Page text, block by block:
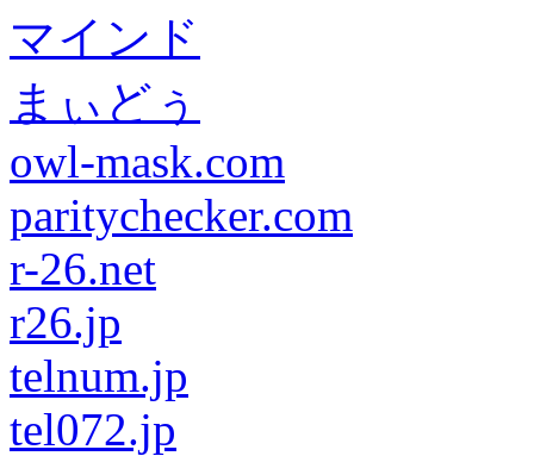
マインド
まぃどぅ
owl-mask.com
paritychecker.com
r-26.net
r26.jp
telnum.jp
tel072.jp